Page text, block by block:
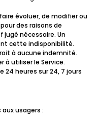
évoluer, de modifier ou
des raisons de
nécessaire. Un
cette indisponibilité.
à aucune indemnité.
à utiliser le Service.
24 heures sur 24, 7 jours
usagers :